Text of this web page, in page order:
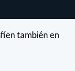
también en